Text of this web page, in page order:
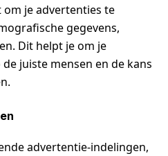
om je advertenties te
gegevens,
Dit helpt je om je
juiste mensen en de kans
advertentie-indelingen,